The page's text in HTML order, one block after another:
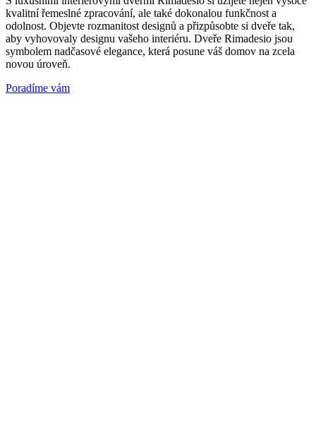
kvalitní řemeslné zpracování, ale také dokonalou funkčnost a
odolnost. Objevte rozmanitost designů a přizpůsobte si dveře tak,
aby vyhovovaly designu vašeho interiéru. Dveře Rimadesio jsou
symbolem nadčasové elegance, která posune váš domov na zcela
novou úroveň.
Poradíme vám